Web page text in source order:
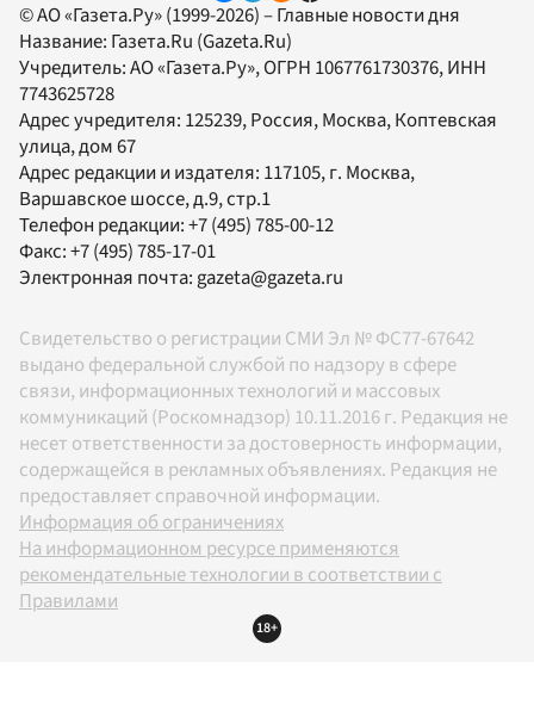
© АО «Газета.Ру» (1999-2026) – Главные новости дня
Название: Газета.Ru (Gazeta.Ru)
Учредитель:АО «Газета.Ру», ОГРН 1067761730376, ИНН
7743625728
Адрес учредителя: 125239, Россия, Москва, Коптевская
улица, дом 67
Адрес редакции и издателя: 117105, г. Москва,
Варшавское шоссе, д.9, стр.1
Телефон редакции:+7 (495) 785-00-12
Факс:+7 (495) 785-17-01
Электронная почта:gazeta@gazeta.ru
Свидетельство о регистрации СМИ Эл № ФС77-67642
выдано федеральной службой по надзору в сфере
связи, информационных технологий и массовых
коммуникаций (Роскомнадзор) 10.11.2016 г. Редакция не
несет ответственности за достоверность информации,
содержащейся в рекламных объявлениях. Редакция не
предоставляет справочной информации.
Информация об ограничениях
На информационном ресурсе применяются
рекомендательные технологии в соответствии с
Правилами
18+